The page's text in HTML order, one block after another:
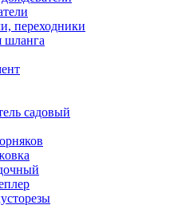
переходники
шланга
садовый